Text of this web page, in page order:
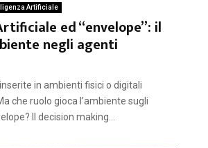
Artificiale
ed “envelope”: il
negli agenti
in ambienti fisici o digitali
che ruolo gioca l’ambiente sugli
Il decision making...